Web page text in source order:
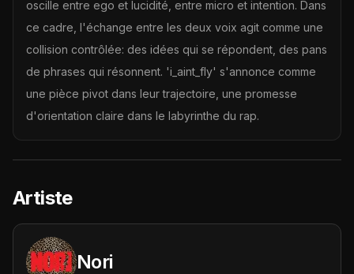
oscille entre ego et lucidité, entre micro et intention. Dans
ce cadre, l'échange entre les deux voix agit comme une
collision contrôlée: des idées qui se répondent, des pans
de phrases qui résonnent. 'i_aint_fly' s'annonce comme
une pièce pivot dans leur trajectoire, une promesse
d'orientation claire dans le labyrinthe du rap.
Artiste
Nori